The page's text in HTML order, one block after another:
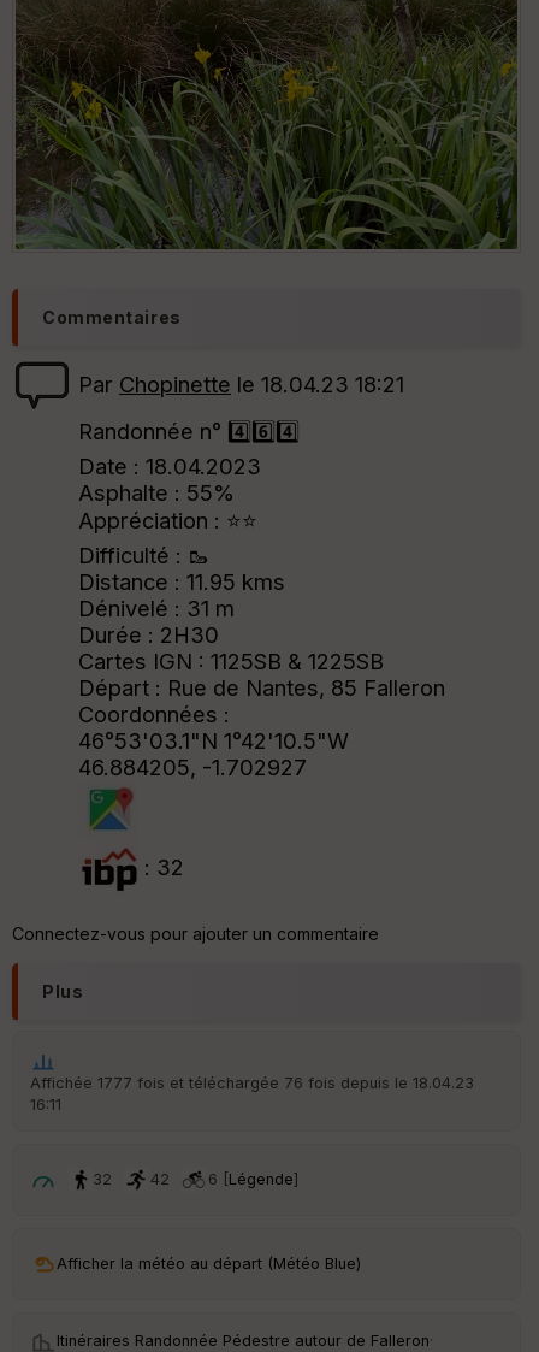
Commentaires
Par Chopinette le 18.04.23 18:21
Randonnée n° 4️⃣6️⃣4️⃣
Date : 18.04.2023
Asphalte : 55%
Appréciation : ⭐⭐
Difficulté : 🥾
Distance : 11.95 kms
Dénivelé : 31 m
Durée : 2H30
Cartes IGN : 1125SB & 1225SB
Départ : Rue de Nantes, 85 Falleron
Coordonnées :
46°53'03.1"N 1°42'10.5"W
46.884205, -1.702927
: 32
Connectez-vous pour ajouter un commentaire
Plus
Affichée 1777 fois et téléchargée 76 fois depuis le 18.04.23
16:11
32 42 6 [ Légende]
Afficher la météo au départ (Météo Blue)
Itinéraires Randonnée Pédestre autour de Falleron·